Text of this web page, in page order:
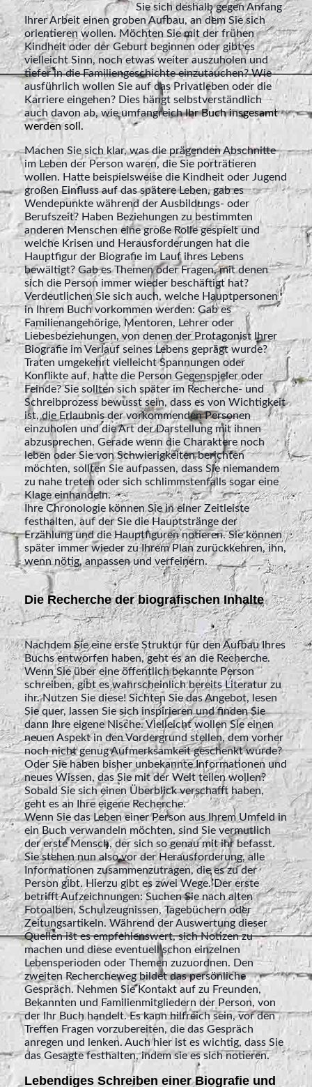
Sie sich deshalb gegen Anfang
Ihrer Arbeit einen groben Aufbau, an dem Sie sich
orientieren wollen. Möchten Sie mit der frühen
Kindheit oder der Geburt beginnen oder gibt es
vielleicht Sinn, noch etwas weiter auszuholen und
tiefer in die Familiengeschichte einzutauchen? Wie
ausführlich wollen Sie auf das Privatleben oder die
Karriere eingehen? Dies hängt selbstverständlich
auch davon ab, wie umfangreichIhr Buch insgesamt
werden soll.
Machen Sie sich klar, was die prägenden Abschnitte
im Leben der Person waren, die Sie porträtieren
wollen. Hatte beispielsweise die Kindheit oder Jugend
großen Einfluss auf das spätere Leben, gab es
Wendepunkte während der Ausbildungs- oder
Berufszeit? Haben Beziehungen zu bestimmten
anderen Menschen eine große Rolle gespielt und
welche Krisen und Herausforderungen hat die
Hauptfigur der Biografie im Lauf ihres Lebens
bewältigt? Gab es Themen oder Fragen, mit denen
sich die Person immer wieder beschäftigt hat?
Verdeutlichen Sie sich auch, welche Hauptpersonen
in Ihrem Buch vorkommen werden: Gab es
Familienangehörige, Mentoren, Lehrer oder
Liebesbeziehungen, von denen der Protagonist Ihrer
Biografie im Verlauf seines Lebens geprägt wurde?
Traten umgekehrt vielleicht Spannungen oder
Konflikte auf, hatte die Person Gegenspieler oder
Feinde? Sie sollten sich später im Recherche- und
Schreibprozess bewusst sein, dass es von Wichtigkeit
ist, die Erlaubnis der vorkommenden Personen
einzuholen und die Art der Darstellung mit ihnen
abzusprechen. Gerade wenn die Charaktere noch
leben oder Sie von Schwierigkeiten berichten
möchten, sollten Sie aufpassen, dass Sie niemandem
zu nahe treten oder sich schlimmstenfalls sogar eine
Klage einhandeln.
Ihre Chronologie können Sie in einer Zeitleiste
festhalten, auf der Sie die Hauptstränge der
Erzählung und die Hauptfiguren notieren. Sie können
später immer wieder zu Ihrem Plan zurückkehren, ihn,
wenn nötig, anpassen und verfeinern.
Die Recherche der biografischen Inhalte
Nachdem Sie eine erste Struktur für den Aufbau Ihres
Buchs entworfen haben, geht es an die Recherche.
Wenn Sie über eine öffentlich bekannte Person
schreiben, gibt es wahrscheinlich bereits Literatur zu
ihr. Nutzen Sie diese! Sichten Sie das Angebot, lesen
Sie quer, lassen Sie sich inspirieren und finden Sie
dann Ihre eigene Nische. Vielleicht wollen Sie einen
neuen Aspekt in den Vordergrund stellen, dem vorher
noch nicht genug Aufmerksamkeit geschenkt wurde?
Oder Sie haben bisher unbekannte Informationen und
neues Wissen, das Sie mit der Welt teilen wollen?
Sobald Sie sich einen Überblick verschafft haben,
geht es an Ihre eigene Recherche.
Wenn Sie das Leben einer Person aus Ihrem Umfeld in
ein Buch verwandeln möchten, sind Sie vermutlich
der erste Mensch, der sich so genau mit ihr befasst.
Sie stehen nun also vor der Herausforderung, alle
Informationen zusammenzutragen, die es zu der
Person gibt. Hierzu gibt es zwei Wege. Der erste
betrifft Aufzeichnungen: Suchen Sie nach alten
Fotoalben, Schulzeugnissen, Tagebüchern oder
Zeitungsartikeln. Während der Auswertung dieser
Quellen ist es empfehlenswert, sich Notizen zu
machen und diese eventuell schon einzelnen
Lebensperioden oder Themen zuzuordnen. Den
zweiten Rechercheweg bildet das persönliche
Gespräch. Nehmen Sie Kontakt auf zu Freunden,
Bekannten und Familienmitgliedern der Person, von
der Ihr Buch handelt. Es kann hilfreich sein, vor den
Treffen Fragen vorzubereiten, die das Gespräch
anregen und lenken. Auch hier ist es wichtig, dass Sie
das Gesagte festhalten, indem sie es sich notieren.
Lebendiges Schreiben einer Biografie und